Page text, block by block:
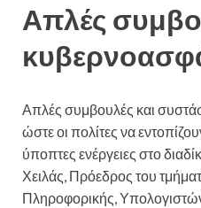
Απλές
Απλές συμβουλές και
ώστε οι πολίτες να
ύποπτες ενέργειες στο
Χειλάς, Πρόεδρος του
Πληροφορικής,